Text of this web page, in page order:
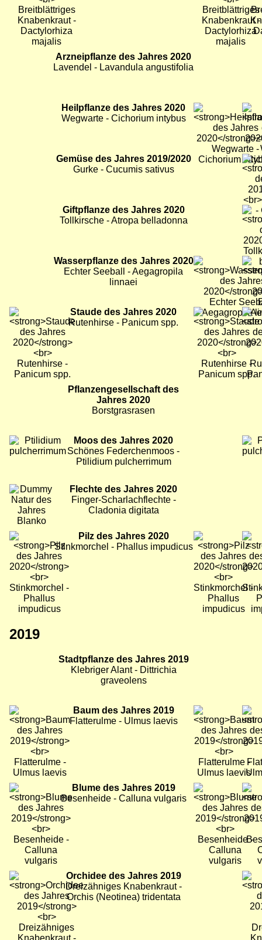
Arzneipflanze des Jahres 2020
Lavendel - Lavandula angustifolia
Heilpflanze des Jahres 2020
Wegwarte - Cichorium intybus
Bild Bild
Gemüse des Jahres 2019/2020
Gurke - Cucumis sativus
Bild Bild
Giftpflanze des Jahres 2020
Tollkirsche - Atropa belladonna
Bild
Wasserpflanze des Jahres 2020
Echter Seeball - Aegagropila
linnaei
Bild Bild
Bild
Staude des Jahres 2020
Rutenhirse - Panicum spp.
Bild Bild
Pflanzengesellschaft des
Jahres 2020
Borstgrasrasen
Bild
Moos des Jahres 2020
Schönes Federchenmoos -
Ptilidium pulcherrimum
Bild
Bild
Flechte des Jahres 2020
Finger-Scharlachflechte -
Cladonia digitata
Bild
Pilz des Jahres 2020
Stinkmorchel - Phallus impudicus
Bild Bild
2019
Stadtpflanze des Jahres 2019
Klebriger Alant - Dittrichia
graveolens
Bild
Baum des Jahres 2019
Flatterulme - Ulmus laevis
Bild Bild
Bild
Blume des Jahres 2019
Besenheide - Calluna vulgaris
Bild Bild
Bild
Orchidee des Jahres 2019
Dreizähniges Knabenkraut -
Orchis (Neotinea) tridentata
Bild